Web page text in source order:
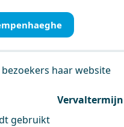
haar website
Vervaltermijn
gebruikt